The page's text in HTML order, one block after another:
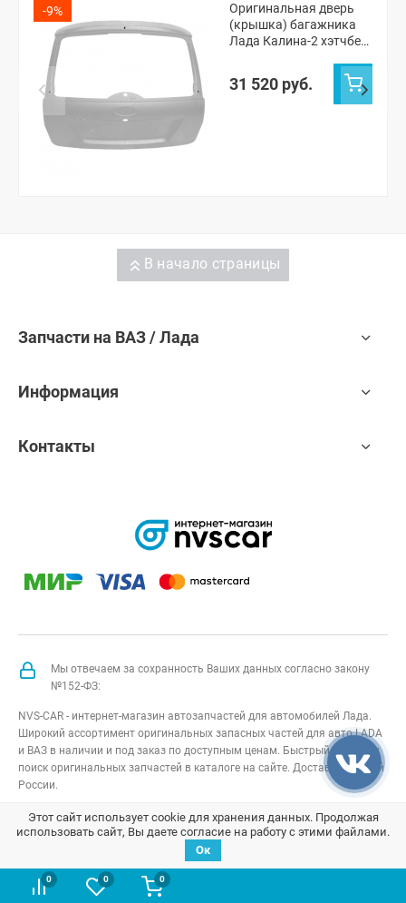
0 0 0
-9%
Оригинальная дверь
(крышка) багажника
Лада Калина-2 хэтчбек
31 520 руб.
В начало страницы
Запчасти на ВАЗ / Лада
Информация
Контакты
Мы отвечаем за сохранность Ваших данных согласно закону
№152-ФЗ:
NVS-CAR - интернет-магазин автозапчастей для автомобилей Лада.
Широкий ассортимент оригинальных запасных частей для авто LADA
и ВАЗ в наличии и под заказ по доступным ценам. Быстрый подбор и
поиск оригинальных запчастей в каталоге на сайте. Доставка по всей
России.
NVS-CAR© 2014 –2026Все права защищеныкарта сайта;
Договор оферта; Политика конфиденциальности
Этот сайт использует cookie для хранения данных. Продолжая
использовать сайт, Вы даете согласие на работу с этими файлами.
Ок